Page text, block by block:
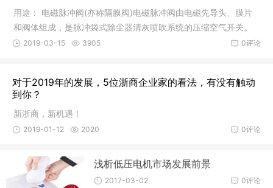
用途： 电磁脉冲阀(亦称隔膜阀)电磁脉冲阀由电磁先导头、膜片
和阀体组成，是脉冲袋式除尘器清灰喷吹系统的压缩空气开关。
受脉冲
0评论
2019-03-15 3905
对于2019年的发展，5位浙商企业家的看法，有没有触动
到你？
新浙商，新机遇！
0评论
2019-01-12 2020
浅析低压电机市场发展前景
0评论
2017-03-02